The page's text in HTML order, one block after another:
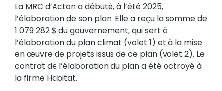
La MRC d’Acton a débuté, à l’été 2025,
l’élaboration de son plan. Elle a reçu la somme de
1 079 282 $ du gouvernement, qui sert à
l’élaboration du plan climat (volet 1) et à la mise
en œuvre de projets issus de ce plan (volet 2). Le
contrat de l’élaboration du plan a été octroyé à
la firme Habitat.